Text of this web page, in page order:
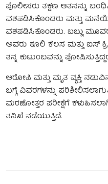
ಪೊಲೀಸರು ತಕ್ಷಣ ಆತನನ್ನು
ವಶಪಡಿಸಿಕೊಂಡರು ಮತ್ತು
ವಶಪಡಿಸಿಕೊಂಡರು. ಬಬ್ಲು
ಅವರು ಕೂಲಿ ಕೆಲಸ ಮತ್ತು ಐಸ್
ತನ್ನ ಕುಟುಂಬವನ್ನು
ಆರೋಪಿ ಮತ್ತು ಮೃತ ವ್ಯಕ್ತಿ
ಬಗ್ಗೆ ವಿವರಗಳನ್ನು
ಮರಣೋತ್ತರ ಪರೀಕ್ಷೆಗೆ
ತನಿಖೆ ನಡೆಯುತ್ತಿದೆ.